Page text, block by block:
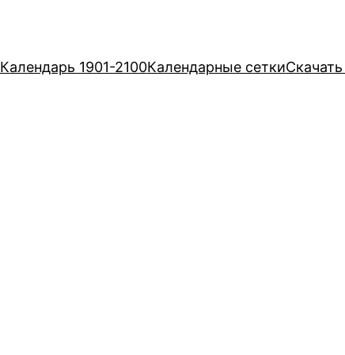
Календарь 1901-2100Календарные сетки